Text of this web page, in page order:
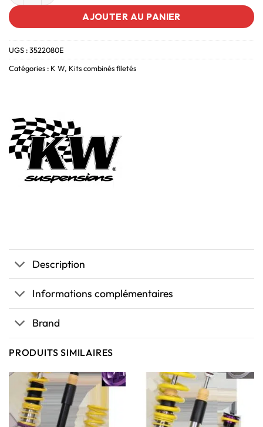
AJOUTER AU PANIER
UGS :3522080E
Catégories : K W, Kits combinés filetés
Description
Informations complémentaires
Brand
PRODUITS SIMILAIRES